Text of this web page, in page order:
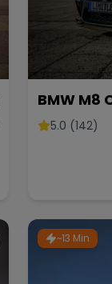
BMW M8
mieten
5.0 (142)
~13 Min